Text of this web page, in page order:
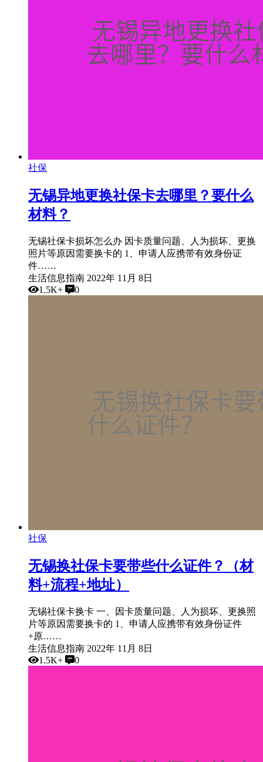
社保
无锡异地更换社保卡去哪里？要什么
材料？
无锡社保卡损坏怎么办 因卡质量问题、人为损坏、更换
照片等原因需要换卡的 1、申请人应携带有效身份证
件……
生活信息指南 2022年 11月 8日
1.5K+
0
社保
无锡换社保卡要带些什么证件？（材
料+流程+地址）
无锡社保卡换卡 一、因卡质量问题、人为损坏、更换照
片等原因需要换卡的 1、申请人应携带有效身份证件
+原……
生活信息指南 2022年 11月 8日
1.5K+
0